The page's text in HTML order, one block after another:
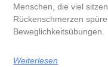
Menschen, die viel
Rückenschmerzen
Beweglichkeitsübungen.
Weiterlesen